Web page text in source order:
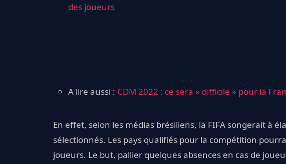
des joueurs
A lire aussi : CDM 2022 : ce sera « difficile » pour la
En effet, selon les médias brésiliens, la FIFA songerait à
sélectionnés. Les pays qualifiés pour la compétition
joueurs. Le but, pallier quelques absences en cas de